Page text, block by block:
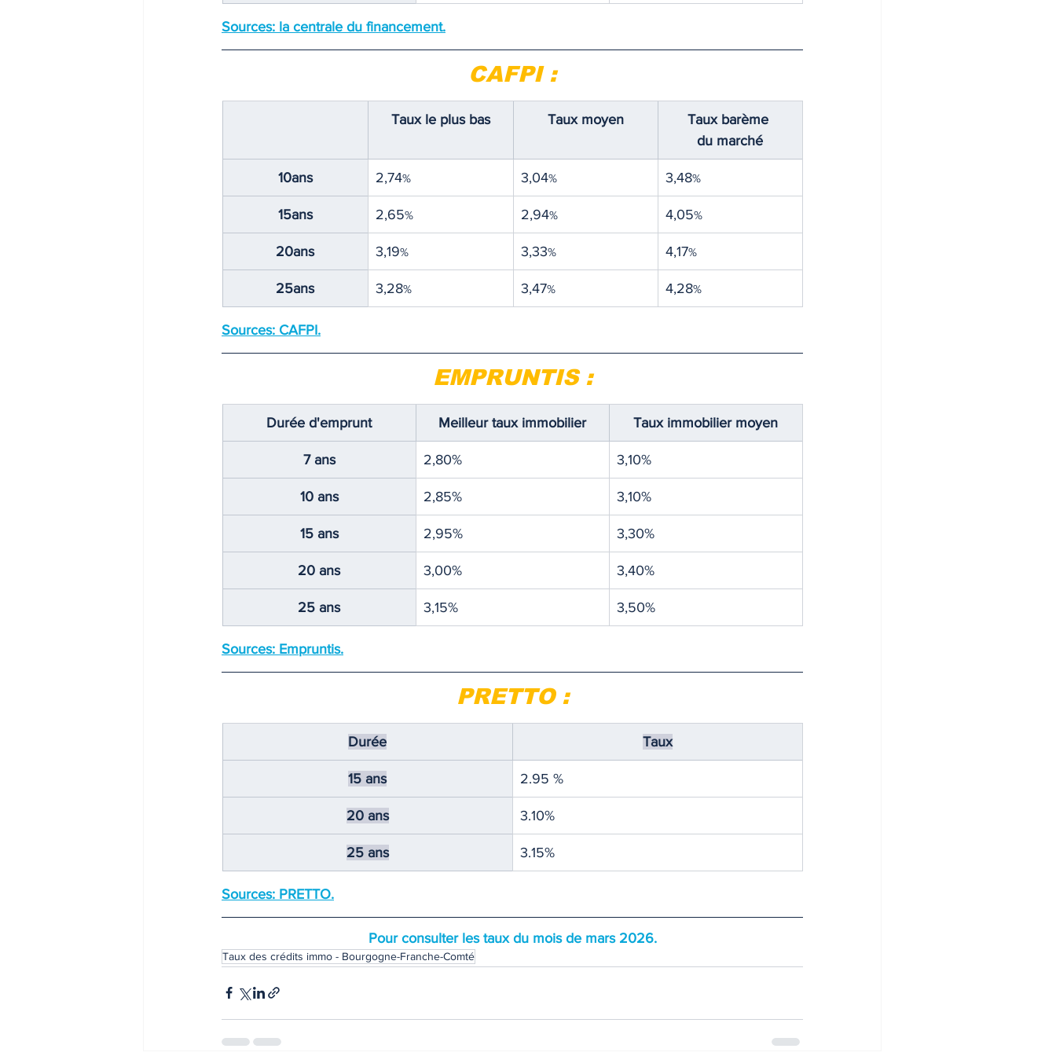
INDICES & INDEX VIE PRATIQUE MEMOS
Sources: la centrale du financement.
CAFPI :
Taux le plus bas Taux moyen
Taux barème
du marché
10ans 2,74% 3,04% 3,48%
15ans 2,65% 2,94% 4,05%
20ans 3,19% 3,33% 4,17%
25ans 3,28% 3,47% 4,28%
Sources: CAFPI.
EMPRUNTIS :
Durée d'emprunt Meilleur taux immobilier Taux immobilier moyen
7 ans 2,80% 3,10%
10 ans 2,85% 3,10%
15 ans 2,95% 3,30%
20 ans 3,00% 3,40%
25 ans 3,15% 3,50%
Sources: Empruntis.
PRETTO :
Durée Taux
15 ans 2.95 %
20 ans 3.10%
25 ans 3.15%
Sources: PRETTO.
Pour consulter les taux du mois de mars 2026.
Taux des crédits immo - Bourgogne-Franche-Comté